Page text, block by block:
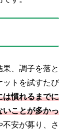
、調子を落と
ットを試すたび
は慣れるまでに
いことが多かっ
安が募り、さ